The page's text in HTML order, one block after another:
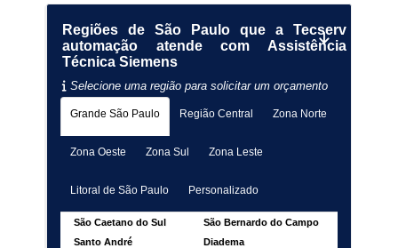
Regiões de São Paulo que a Tecserv
automação atende com Assistência
Técnica Siemens
Selecione uma região para solicitar um orçamento
Grande São Paulo Região Central Zona Norte
Zona Oeste Zona Sul Zona Leste
Litoral de São Paulo Personalizado
São Caetano do Sul
São Bernardo do Campo
Santo André
Diadema